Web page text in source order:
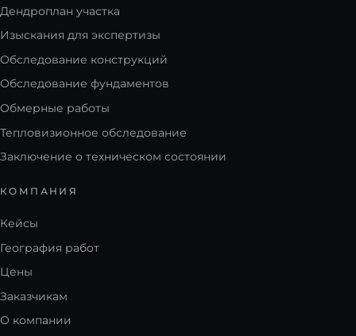
Дендроплан участка
Изыскания для экспертизы
Обследование конструкций
Обследование фундаментов
Обмерные работы
Тепловизионное обследование
Заключение о техническом состоянии
КОМПАНИЯ
Кейсы
География работ
Цены
Заказчикам
О компании